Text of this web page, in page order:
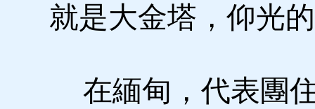
就是大金塔，仰光
在緬甸，代表團